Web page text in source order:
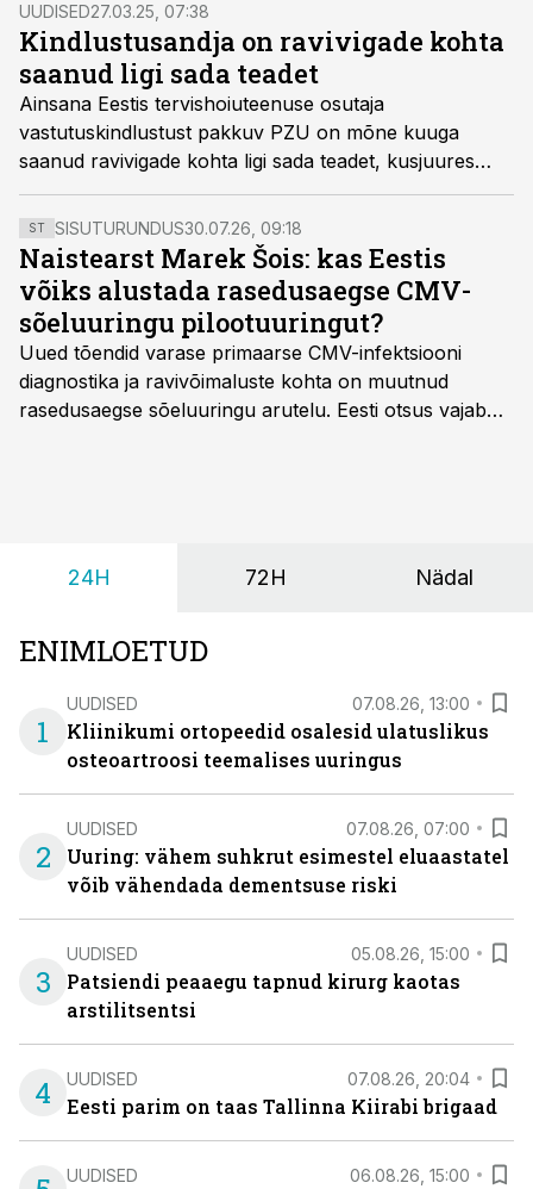
UUDISED27.03.25, 07:38
Kindlustusandja on ravivigade kohta
saanud ligi sada teadet
Ainsana Eestis tervishoiuteenuse osutaja
vastutuskindlustust pakkuv PZU on mõne kuuga
saanud ravivigade kohta ligi sada teadet, kusjuures
üllatuslikult palju on teateid raskete tervisekahjude
põhjustamise kohta.
ST SISUTURUNDUS30.07.26, 09:18
Naistearst Marek Šois: kas Eestis
võiks alustada rasedusaegse CMV-
sõeluuringu pilootuuringut?
Uued tõendid varase primaarse CMV-infektsiooni
diagnostika ja ravivõimaluste kohta on muutnud
rasedusaegse sõeluuringu arutelu. Eesti otsus vajab
24H 72H Nädal
ENIMLOETUD
1
UUDISED 07.08.26, 13:00
Kliinikumi ortopeedid osalesid ulatuslikus
osteoartroosi teemalises uuringus
2
UUDISED 07.08.26, 07:00
Uuring: vähem suhkrut esimestel eluaastatel
võib vähendada dementsuse riski
3
UUDISED 05.08.26, 15:00
Patsiendi peaaegu tapnud kirurg kaotas
arstilitsentsi
4 UUDISED 07.08.26, 20:04
Eesti parim on taas Tallinna Kiirabi brigaad
UUDISED 06.08.26, 15:00